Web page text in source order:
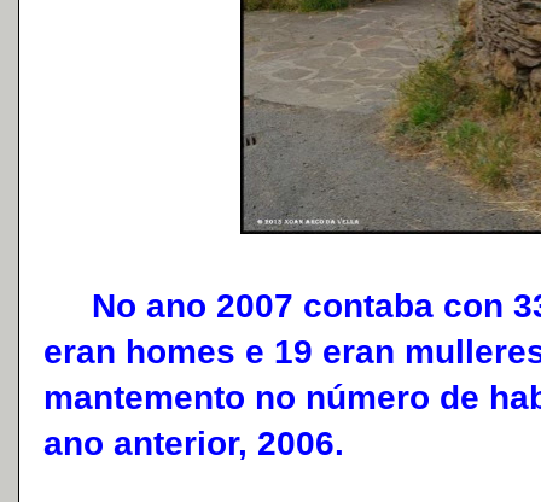
No ano 2007 contaba con
eran homes e 19 eran
mantemento no número de
ano anterior, 2006.